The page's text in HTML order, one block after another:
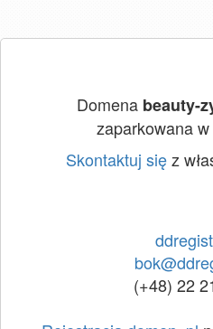
Domena beauty-
zaparkowana w
Skontaktuj sięz
(+48) 22